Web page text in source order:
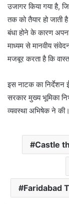
उजागर किया गया है,
तक को तैयार हो जाती
बंधा होने के कारण
माध्यम से मानवीय
मजबूर करता है कि
इस नाटक का निर्देशन
सरकार मुख्य भूमिका
व्यवस्था अभिषेक ने की।
Castle
Faridabad